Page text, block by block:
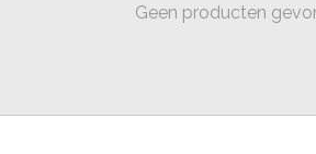
Geen producten